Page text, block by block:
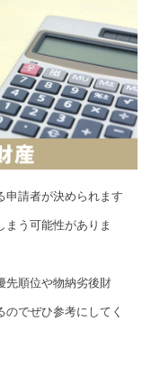
申請者が決められます
まう可能性がありま
先順位や物納劣後財
でぜひ参考にしてく